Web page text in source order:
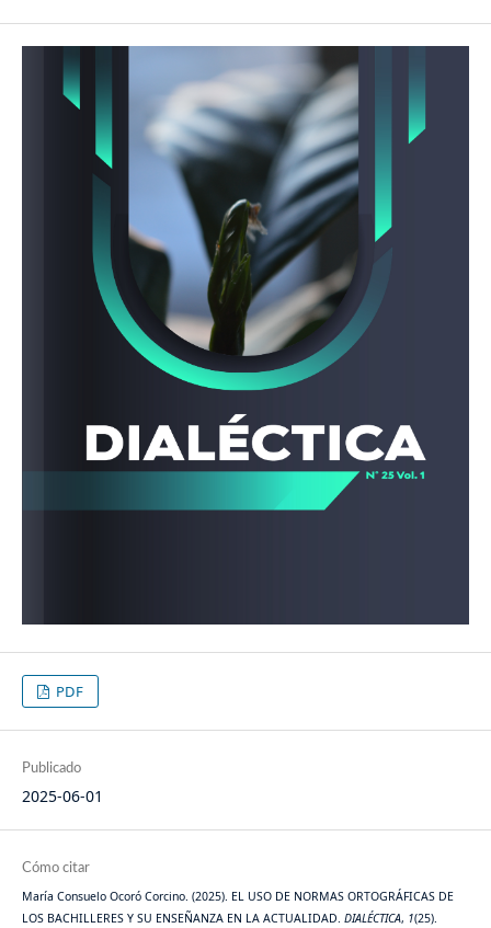
PDF
Publicado
2025-06-01
Cómo citar
María Consuelo Ocoró Corcino. (2025). EL USO DE NORMAS ORTOGRÁFICAS DE
LOS BACHILLERES Y SU ENSEÑANZA EN LA ACTUALIDAD. DIALÉCTICA, 1(25).